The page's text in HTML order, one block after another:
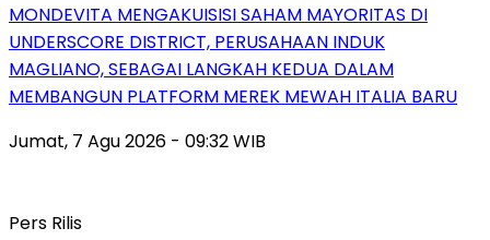
MONDEVITA MENGAKUISISI SAHAM MAYORITAS DI
UNDERSCORE DISTRICT, PERUSAHAAN INDUK
MAGLIANO, SEBAGAI LANGKAH KEDUA DALAM
MEMBANGUN PLATFORM MEREK MEWAH ITALIA BARU
Jumat, 7 Agu 2026 - 09:32 WIB
Pers Rilis